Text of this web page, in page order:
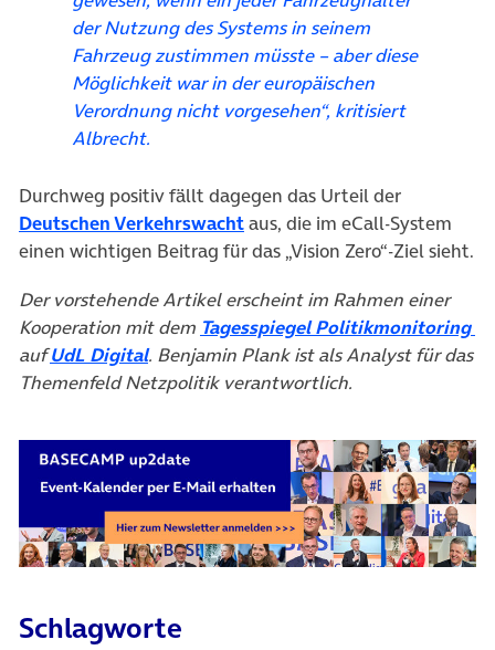
der Nutzung des Systems in seinem
Fahrzeug zustimmen müsste – aber diese
Möglichkeit war in der europäischen
Verordnung nicht vorgesehen“, kritisiert
Albrecht.
Durchweg positiv fällt dagegen das Urteil der
Deutschen Verkehrswacht(öffnet in neuem Tab)
aus, die im eCall-System
einen wichtigen Beitrag für das „Vision Zero“-Ziel sieht.
Der vorstehende Artikel erscheint im Rahmen einer
Kooperation mit dem Tagesspiegel Politikmonitoring
aufUdL Digital(öffnet in neuem Tab)
. Benjamin Plank ist als Analyst für das
Themenfeld Netzpolitik verantwortlich.
Schlagworte